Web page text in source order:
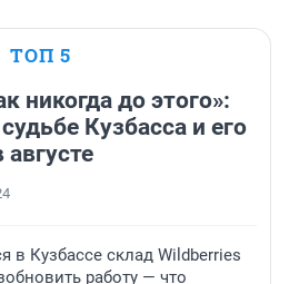
ТОП 5
никогда до этого»:
Кузбасса и его
в Кузбассе склад Wildberries
работу — что